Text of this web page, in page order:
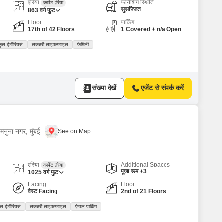
एरिया कार्पेट एरिया
863 वर्ग फुट
फर्निशिंग स्थिति
सुसज्जित
Floor
17th of 42 Floors
पार्किंग
1 Covered + n/a Open
इंटीरियर्स लक्जरी लाइफस्टाइल फ़ैमिली
संख्या देखें एजेंट से संपर्क करें
नगर, मुंबई
एरिया कार्पेट एरिया
1025 वर्ग फुट
Additional Spaces
पूजा रूम +3
Facing
वेस्ट Facing
Floor
2nd of 21 Floors
इंटीरियर्स लक्जरी लाइफस्टाइल ऐम्पल पार्किंग